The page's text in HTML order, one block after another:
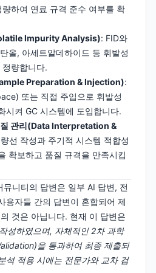
하여 연료 규격 준수 여부를 확
Impurity Analysis): FID와
올, 아세트알데하이드 등 휘발성
량합니다.
Preparation & Injection):
또는 직접 주입으로 휘발성
시켜 GC 시스템에 도입합니다.
질 관리(Data Interpretation &
선 작성과 주기적 시스템 적합성
확보하고 품질 규격을 만족시킵
뮤니티의 답변은 일부 AI 답변, 전
용자들 간의 답변이 혼합되어 제
것은 아닙니다. 현재 이 답변은
성하였으며, 자체적인 2차 과학
을 통과하여 최종 제출되
석 적용 시에는 전문가와 교차 검